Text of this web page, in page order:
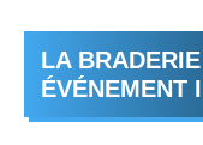
LA
ÉVÉNEMENT